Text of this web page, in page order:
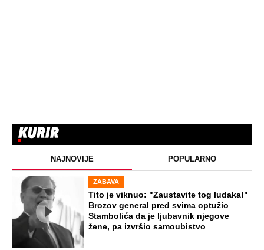
NAJNOVIJE POPULARNO
ZABAVA
Tito je viknuo: "Zaustavite tog ludaka!"
Brozov general pred svima optužio
Stambolića da je ljubavnik njegove
žene, pa izvršio samoubistvo